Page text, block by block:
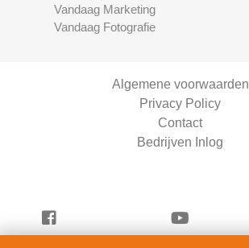
Vandaag Marketing
Vandaag Fotografie
Algemene voorwaarden
Privacy Policy
Contact
Bedrijven Inlog